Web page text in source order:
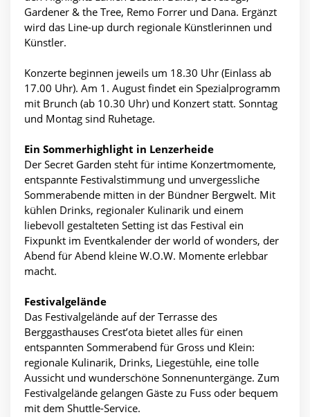
Gardener & the Tree, Remo Forrer und Dana. Ergänzt
wird das Line-up durch regionale Künstlerinnen und
Künstler.
Konzerte beginnen jeweils um 18.30 Uhr (Einlass ab
17.00 Uhr). Am 1. August findet ein Spezialprogramm
mit Brunch (ab 10.30 Uhr) und Konzert statt. Sonntag
und Montag sind Ruhetage.
Ein Sommerhighlight in Lenzerheide
Der Secret Garden steht für intime Konzertmomente,
entspannte Festivalstimmung und unvergessliche
Sommerabende mitten in der Bündner Bergwelt. Mit
kühlen Drinks, regionaler Kulinarik und einem
liebevoll gestalteten Setting ist das Festival ein
Fixpunkt im Eventkalender der world of wonders, der
Abend für Abend kleine W.O.W. Momente erlebbar
macht.
Festivalgelände
Das Festivalgelände auf der Terrasse des
Berggasthauses Crest’ota bietet alles für einen
entspannten Sommerabend für Gross und Klein:
regionale Kulinarik, Drinks, Liegestühle, eine tolle
Aussicht und wunderschöne Sonnenuntergänge. Zum
Festivalgelände gelangen Gäste zu Fuss oder bequem
mit dem Shuttle-Service.